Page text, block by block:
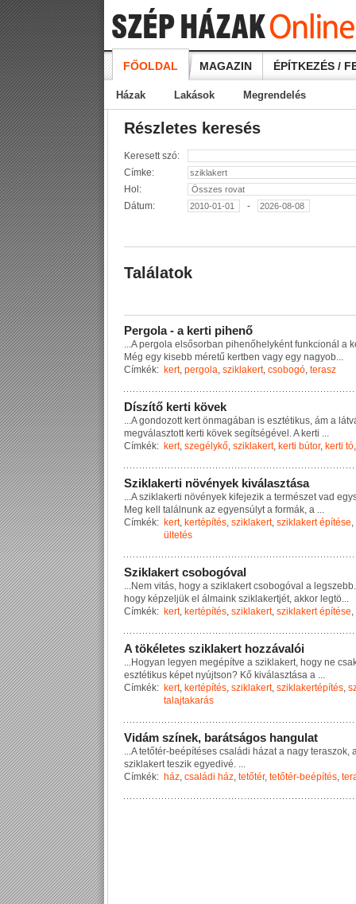
FŐOLDAL MAGAZIN ÉPÍTKEZÉS /
Házak Lakások Megrendelés
Részletes keresés
Keresett szó:
Címke:
Hol:
Dátum:
-
Találatok
Pergola - a kerti pihenő
...A pergo a e sősorban pi henőhe yként fun kcioná a k
Még egy kisebb méretű kertben vagy egy nagyob...
Címkék: kert, pergola, sziklakert, csobogó, terasz
Díszítő kerti kövek
...A gondozott kert önmagában is esztéti kus, ám a átv
megvá asztott kerti köve k segítségéve .A kerti ...
Címkék: kert, szegélykő, sziklakert, kerti bútor, kerti tó
Sziklakerti növények kiválasztása
...A szi k akerti növénye k kifejezi k a természet vad egy
Meg ke ta á nun k az egyensú yt a formák, a ...
Címkék: kert, kertépítés, sziklakert, sziklakert építése,
ültetés
Sziklakert csobogóval
...Nem vitás, hogy a szi k akert csobogóva a egszebb.
hogy képze jü k e á main k szi k akertjét, akkor egtö...
Címkék: kert, kertépítés, sziklakert, sziklakert építése,
A tökéletes sziklakert hozzávalói
...Hogyan egyen megépítve a szi k akert, hogy ne csa
esztéti kus képet nyújtson? Kő kivá asztása a ...
Címkék: kert, kertépítés, sziklakert, sziklakertépítés,
talajtakarás
Vidám színek, barátságos hangulat
...A tetőtér-beépítéses csa ádi házat a nagy teraszok,
szi k akert teszi k egyedivé. ...
Címkék: ház, családi ház, tetőtér, tetőtér-beépítés,